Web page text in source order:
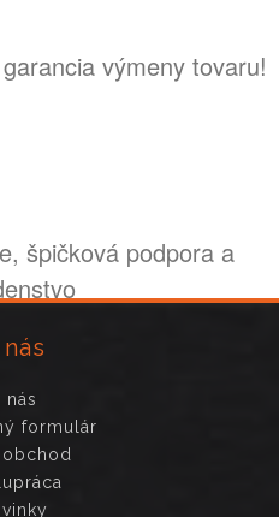
výmeny tovaru!
špičková podpora a
nás
formulár